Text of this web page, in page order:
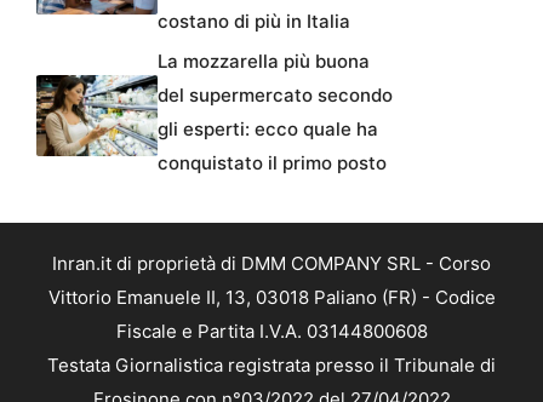
costano di più in Italia
La mozzarella più buona
del supermercato secondo
gli esperti: ecco quale ha
conquistato il primo posto
Inran.it di proprietà di DMM COMPANY SRL - Corso
Vittorio Emanuele II, 13, 03018 Paliano (FR) - Codice
Fiscale e Partita I.V.A. 03144800608
Testata Giornalistica registrata presso il Tribunale di